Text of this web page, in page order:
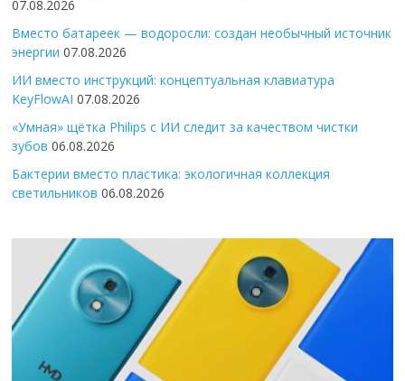
07.08.2026
Вместо батареек — водоросли: создан необычный источник
энергии 07.08.2026
ИИ вместо инструкций: концептуальная клавиатура
KeyFlowAI 07.08.2026
«Умная» щётка Philips с ИИ следит за качеством чистки
зубов 06.08.2026
Бактерии вместо пластика: экологичная коллекция
светильников 06.08.2026